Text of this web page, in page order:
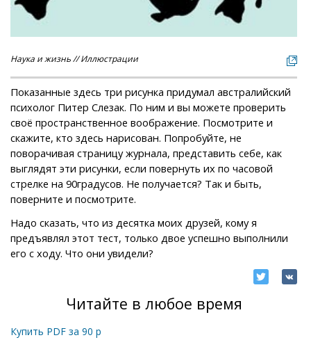
Наука и жизнь // Иллюстрации
Показанные здесь три рисунка придумал австралийский
психолог Питер Слезак. По ним и вы можете проверить
своё пространственное воображение. Посмотрите и
скажите, кто здесь нарисован. Попробуйте, не
поворачивая страницу журнала, представить себе, как
выглядят эти рисунки, если повернуть их по часовой
стрелке на 90градусов. Не получается? Так и быть,
поверните и посмотрите.
Надо сказать, что из десятка моих друзей, кому я
предъявлял этот тест, только двое успешно выполнили
его с ходу. Что они увидели?
Читайте в любое время
Купить PDF за 90 р